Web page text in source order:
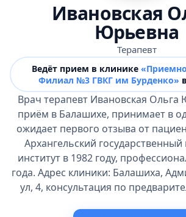
Ивановская
Юрьевна
Терапевт
Ведёт прием в клинике
Филиал №3 ГВКГ им Бурденко»
Врач терапевт Ивановская Ольга
приём в Балашихе, принимает в
ожидает первого отзыва от
Архангельский
институт в 1982 году,
года. Адрес клиники: Балашиха,
ул, 4, консультация по